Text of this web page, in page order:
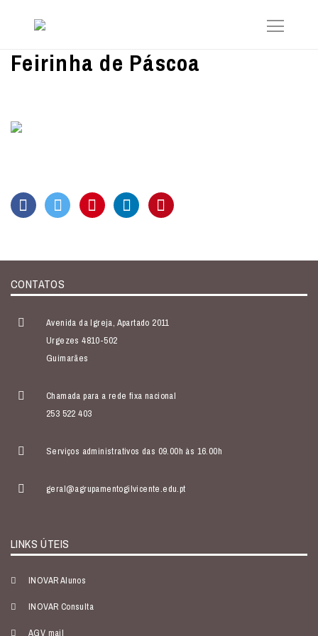
Feirinha de Páscoa
CONTATOS
Avenida da Igreja, Apartado 2011
Urgezes 4810-502
Guimarães
Chamada para a rede fixa nacional
253 522 403
Serviços administrativos das 09.00h às 16.00h
geral@agrupamentogilvicente.edu.pt
LINKS ÚTEIS
INOVAR Alunos
INOVAR Consulta
AGV mail